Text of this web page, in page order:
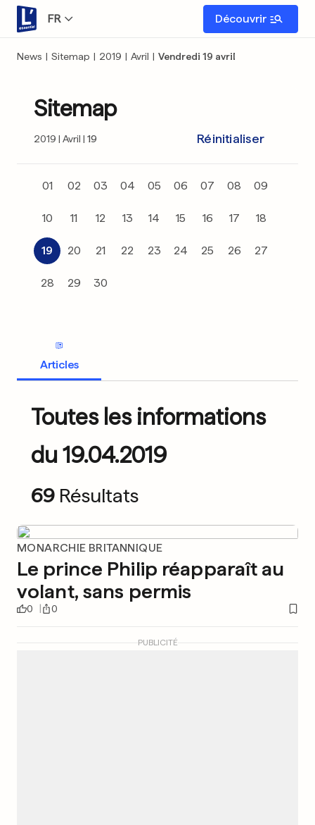
FR Découvrir
News | Sitemap | 2019 | Avril | Vendredi 19 avril
Sitemap
2019 Avril 19 Réinitialiser
01 02 03 04 05 06 07 08 09
10 11 12 13 14 15 16 17 18
19 20 21 22 23 24 25 26 27
28 29 30
Articles
Toutes les informations
du 19.04.2019
69 Résultats
MONARCHIE BRITANNIQUE
Le prince Philip réapparaît au
volant, sans permis
0 0
PUBLICITÉ